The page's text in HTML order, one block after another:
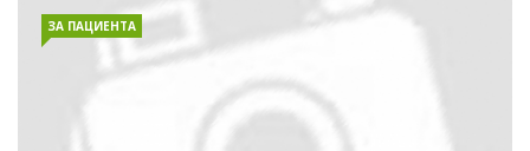
ЗА ПАЦИЕНТА